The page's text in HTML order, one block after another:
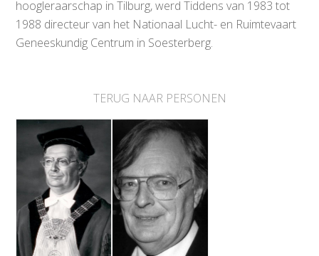
hoogleraarschap in Tilburg, werd Tiddens van 1983 tot
1988 directeur van het Nationaal Lucht- en Ruimtevaart
Geneeskundig Centrum in Soesterberg.
TERUG NAAR PERSONEN